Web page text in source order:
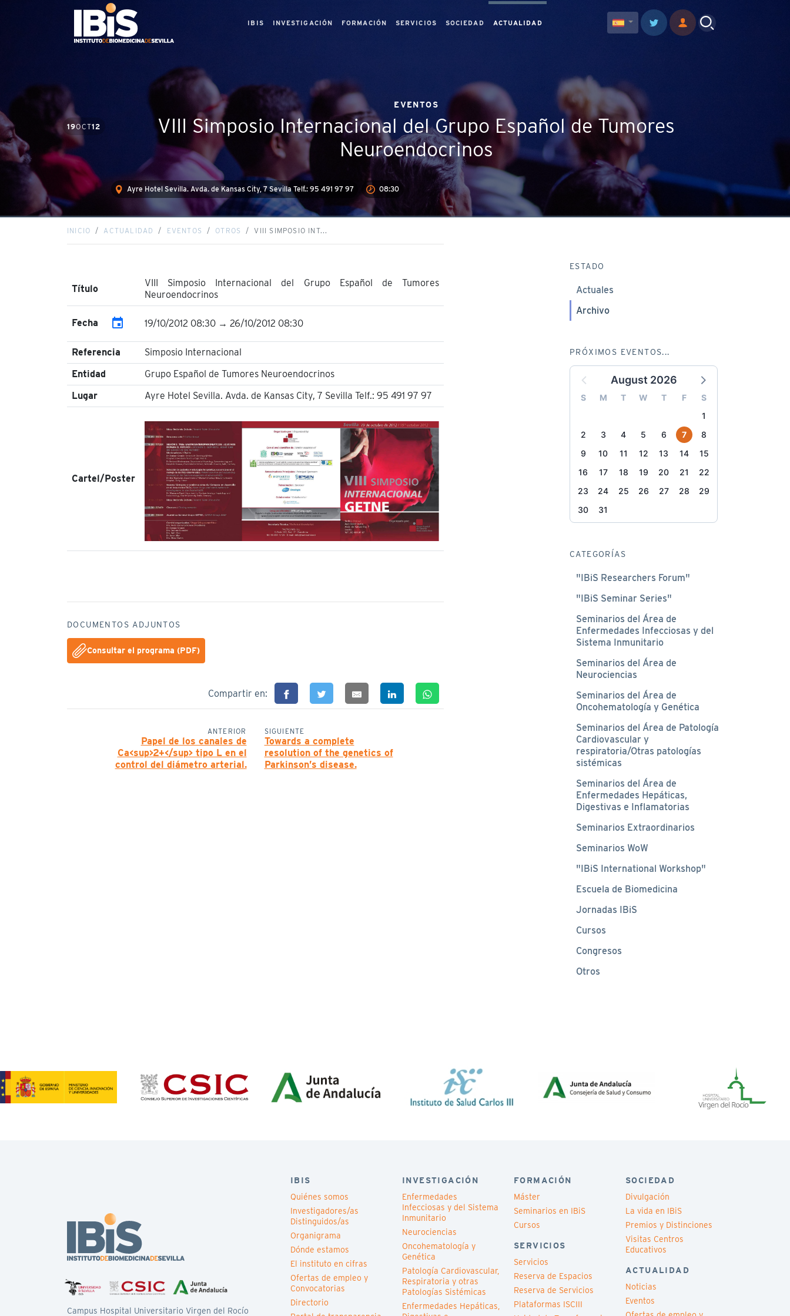
IBIS INVESTIGACIÓN FORMACIÓN SERVICIOS SOCIEDAD ACTUALIDAD
19OCT12
EVENTOS
VIII Simposio Internacional del Grupo Español de Tumores
Neuroendocrinos
Ayre Hotel Sevilla. Avda. de Kansas City, 7 Sevilla Telf.: 95 491 97 97 08:30
INICIO ACTUALIDAD EVENTOS OTROS VIII SIMPOSIO INT...
Título
VIII Simposio Internacional del Grupo Español de Tumores
Neuroendocrinos
Fecha event 19/10/2012 08:30 → 26/10/2012 08:30
Referencia
Simposio Internacional
Entidad
Grupo Español de Tumores Neuroendocrinos
Lugar
Ayre Hotel Sevilla. Avda. de Kansas City, 7 Sevilla Telf.: 95 491 97 97
Cartel/Poster
DOCUMENTOS ADJUNTOS
Consultar el programa (PDF)
Compartir en:
ANTERIOR
Papel de los canales de
Ca<sup>2+</sup> tipo L en el
control del diámetro arterial.
SIGUIENTE
Towards a complete
resolution of the genetics of
Parkinson’s disease.
ESTADO
Actuales
Archivo
PRÓXIMOS EVENTOS...
August 2026
S M T W T F
S
1
2
3 4 5 6 7
8
9
10 11 12 13 14
15
16
17 18 19 20 21
22
23
24 25 26 27 28
29
30
31
CATEGORÍAS
"IBiS Researchers Forum"
"IBiS Seminar Series"
Seminarios del Área de
Enfermedades Infecciosas y del
Sistema Inmunitario
Seminarios del Área de
Neurociencias
Seminarios del Área de
Oncohematología y Genética
Seminarios del Área de Patología
Cardiovascular y
respiratoria/Otras patologías
sistémicas
Seminarios del Área de
Enfermedades Hepáticas,
Digestivas e Inflamatorias
Seminarios Extraordinarios
Seminarios WoW
"IBiS International Workshop"
Escuela de Biomedicina
Jornadas IBiS
Cursos
Congresos
Otros
Campus Hospital Universitario Virgen del Rocío
IBIS
Quiénes somos
Investigadores/as
Distinguidos/as
Organigrama
Dónde estamos
El instituto en cifras
Ofertas de empleo y
Convocatorias
Directorio
INVESTIGACIÓN
Enfermedades
Infecciosas y del Sistema
Inmunitario
Neurociencias
Oncohematología y
Genética
Patología Cardiovascular,
Respiratoria y otras
Patologías Sistémicas
Enfermedades Hepáticas,
FORMACIÓN
Máster
Seminarios en IBiS
Cursos
SERVICIOS
Servicios
Reserva de Espacios
Reserva de Servicios
Plataformas ISCIII
SOCIEDAD
Divulgación
La vida en IBiS
Premios y Distinciones
Visitas Centros
Educativos
ACTUALIDAD
Noticias
Eventos